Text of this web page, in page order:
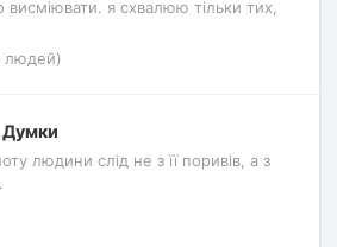
висміювати. я схвалюю тільки тих,
людей)
Думки
людини слід не з її поривів, а з